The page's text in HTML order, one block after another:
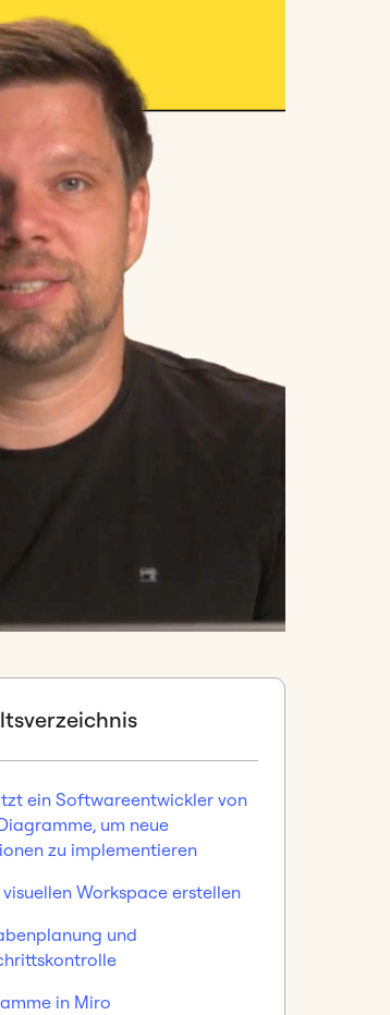
ein Softwareentwickler von
um neue
zu implementieren
visuellen Workspace erstellen
und
in Miro